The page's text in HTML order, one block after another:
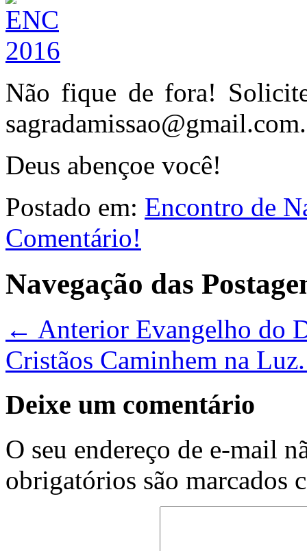
Não fique de fora!
sagradamissao@gmail.com.
Deus abençoe você!
Postado em: Encontro de
Comentário!
Navegação das
← Anterior Evangelho do
Cristãos Caminhem na
Deixe um comentário
O seu endereço de e-mail
obrigatórios são marcados